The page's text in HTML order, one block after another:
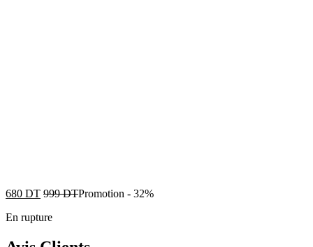
680 DT 999DTPromotion - 32%
En rupture